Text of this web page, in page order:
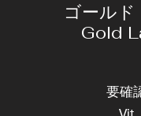
ゴール
Gold
要確